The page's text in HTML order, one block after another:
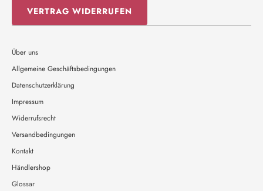
VERTRAG WIDERRUFEN
Über uns
Allgemeine Geschäftsbedingungen
Datenschutzerklärung
Impressum
Widerrufsrecht
Versandbedingungen
Kontakt
Händlershop
Glossar